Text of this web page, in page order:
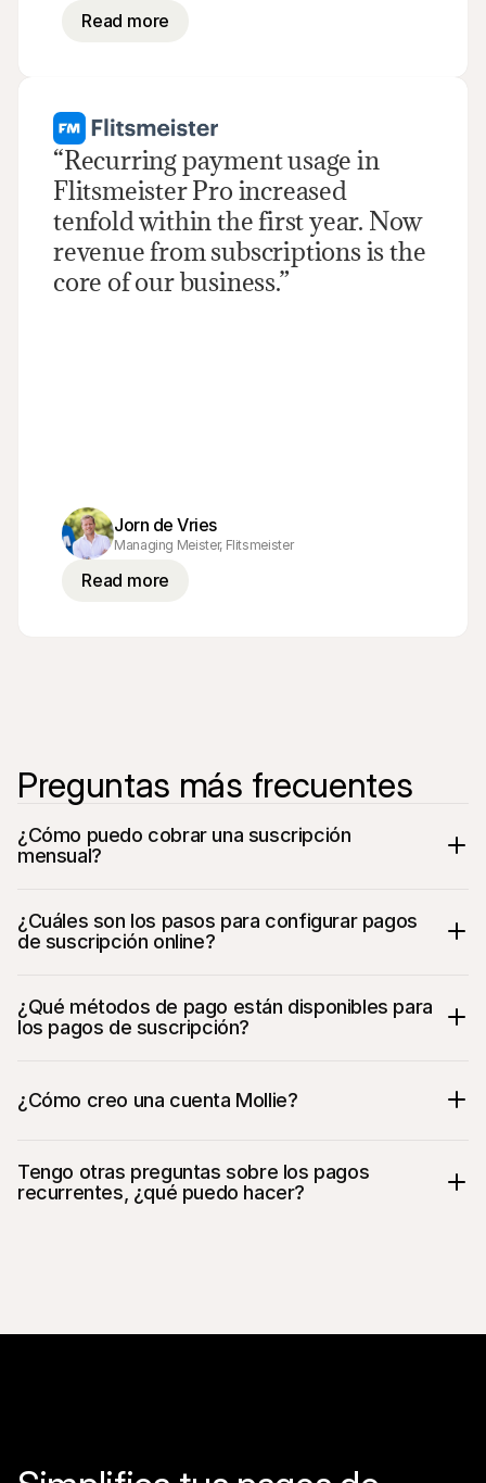
Read more
“Recurring payment usage in
Flitsmeister Pro increased
tenfold within the first year. Now
revenue from subscriptions is the
core of our business.”
Jorn de Vries
Managing Meister, Flitsmeister
Read more
Preguntas más frecuentes
¿Cómo puedo cobrar una suscripción
mensual?
¿Cuáles son los pasos para configurar pagos
de suscripción online?
¿Qué métodos de pago están disponibles para
los pagos de suscripción?
PayPal
¿Cómo creo una cuenta Mollie?
Tengo otras preguntas sobre los pagos
recurrentes, ¿qué puedo hacer?